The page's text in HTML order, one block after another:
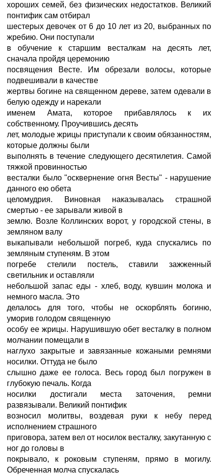
хороших семей, без физических недостатков. Великий
понтифик сам отбирал
шестерых девочек от 6 до 10 лет из 20, выбранных по
жребию. Они поступали
в обучение к старшим весталкам на десять лет,
сначала пройдя церемонию
посвящения Весте. Им обрезали волосы, которые
подвешивали в качестве
жертвы богине на священном дереве, затем одевали в
белую одежду и нарекали
именем Амата, которое прибавлялось к их
собственному. Проучившись десять
лет, молодые жрицы приступали к своим обязанностям,
которые должны были
выполнять в течение следующего десятилетия. Самой
тяжкой провинностью
весталки было "осквернение огня Весты" - нарушение
данного ею обета
целомудрия. Виновная наказывалась страшной
смертью - ее зарывали живой в
землю. Возле Коллинских ворот, у городской стены, в
земляном валу
выкапывали небольшой погреб, куда спускались по
земляным ступеням. В этом
погребе стелили постель, ставили зажженный
светильник и оставляли
небольшой запас еды - хлеб, воду, кувшин молока и
немного масла. Это
делалось для того, чтобы не оскорблять богиню,
уморив голодом священную
особу ее жрицы. Нарушившую обет весталку в полном
молчании помещали в
наглухо закрытые и завязанные кожаными ремнями
носилки. Оттуда не было
слышно даже ее голоса. Весь город был погружен в
глубокую печаль. Когда
носилки достигали места заточения, ремни
развязывали. Великий понтифик
возносил молитвы, воздевая руки к небу перед
исполнением страшного
приговора, затем вел от носилок весталку, закутанную с
ног до головы в
покрывало, к роковым ступеням, прямо в могилу.
Обреченная молча спускалась